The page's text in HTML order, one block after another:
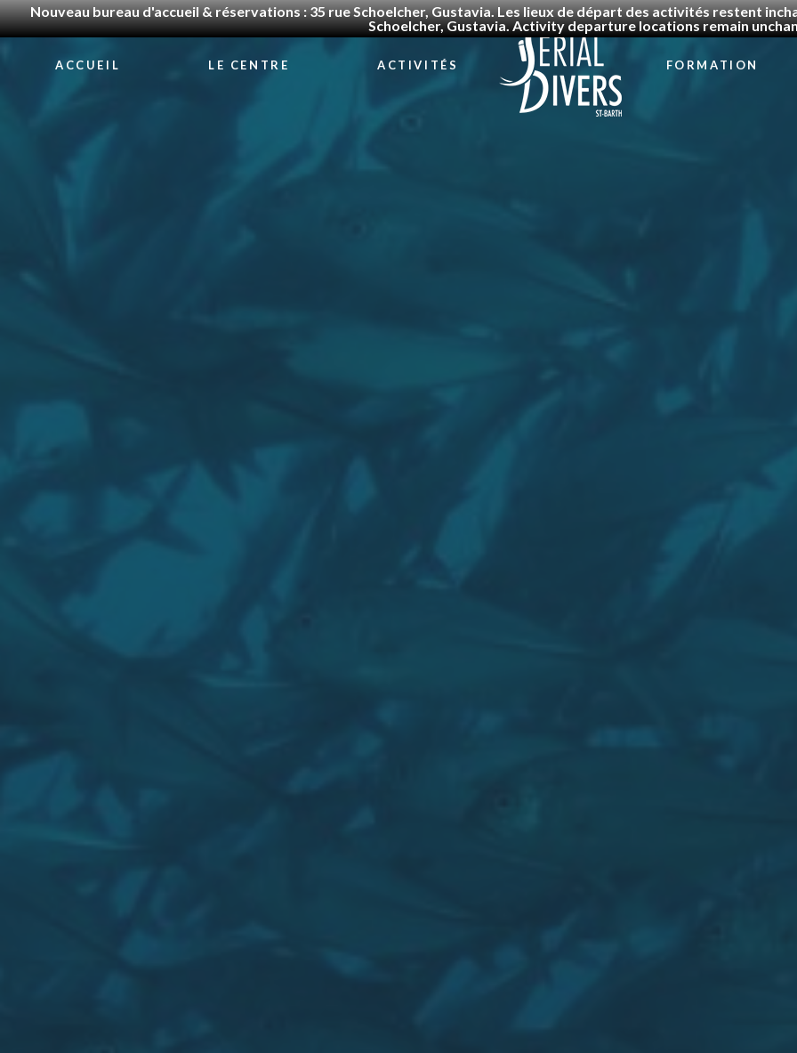
Nouveau bureau d'accueil & réservations : 35 rue Schoelcher, Gustavia. Les lieux de départ des activités restent
Schoelcher, Gustavia. Activity departure locations remain
ACCUEIL LE CENTRE ACTIVITÉS FORMATION